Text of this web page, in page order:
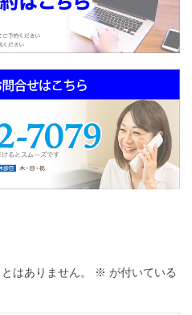
はありません。 ※ が付いている